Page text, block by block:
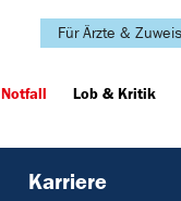
Für Ärzte &
Notfall Lob & Kritik
Karriere